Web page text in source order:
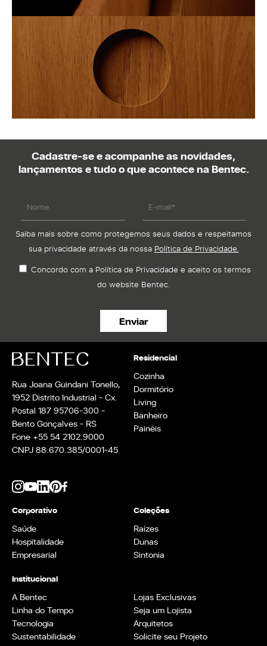
Cadastre-se e acompanhe as novidades,
lançamentos e tudo o que acontece na Bentec.
Saiba mais sobre como protegemos seus dados e respeitamos
sua privacidade através da nossa Política de Privacidade.
Concordo com a Política de Privacidade e aceito os termos
do website Bentec.
Rua Joana Guindani Tonello,
1952 Distrito Industrial - Cx.
Postal 187 95706-300 -
Bento Gonçalves - RS
Fone +55 54 2102.9000
CNPJ 88.670.385/0001-45
Residencial
Cozinha
Dormitório
Living
Banheiro
Painéis
Corporativo
Saúde
Hospitalidade
Empresarial
Coleções
Raízes
Dunas
Sintonia
Institucional
A Bentec
Linha do Tempo
Tecnologia
Sustentabilidade
Lojas Exclusivas
Seja um Lojista
Arquitetos
Solicite seu Projeto